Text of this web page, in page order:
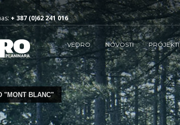
+ 387 (0)62 241 016
VEDRO NOVOSTI PROJEKTI
"MONT BLANC"